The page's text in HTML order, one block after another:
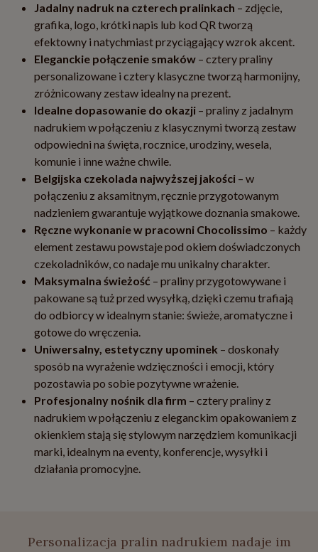
Jadalny nadruk na czterech pralinkach – zdjęcie,
grafika, logo, krótki napis lub kod QR tworzą
efektowny i natychmiast przyciągający wzrok akcent.
Eleganckie połączenie smaków – cztery praliny
personalizowane i cztery klasyczne tworzą harmonijny,
zróżnicowany zestaw idealny na prezent.
Idealne dopasowanie do okazji – praliny z jadalnym
nadrukiem w połączeniu z klasycznymi tworzą zestaw
odpowiedni na święta, rocznice, urodziny, wesela,
komunie i inne ważne chwile.
Belgijska czekolada najwyższej jakości – w
połączeniu z aksamitnym, ręcznie przygotowanym
nadzieniem gwarantuje wyjątkowe doznania smakowe.
Ręczne wykonanie w pracowni Chocolissimo – każdy
element zestawu powstaje pod okiem doświadczonych
czekoladników, co nadaje mu unikalny charakter.
Maksymalna świeżość – praliny przygotowywane i
pakowane są tuż przed wysyłką, dzięki czemu trafiają
do odbiorcy w idealnym stanie: świeże, aromatyczne i
gotowe do wręczenia.
Uniwersalny, estetyczny upominek – doskonały
sposób na wyrażenie wdzięczności i emocji, który
pozostawia po sobie pozytywne wrażenie.
Profesjonalny nośnik dla firm – cztery praliny z
nadrukiem w połączeniu z eleganckim opakowaniem z
okienkiem stają się stylowym narzędziem komunikacji
marki, idealnym na eventy, konferencje, wysyłki i
działania promocyjne.
Personalizacja pralin nadrukiem nadaje im